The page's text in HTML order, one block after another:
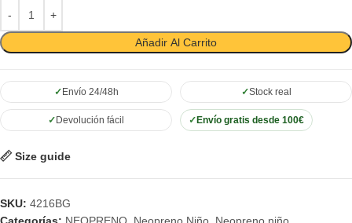
Añadir Al Carrito
Envío 24/48h Stock real
Devolución fácil Envío gratis desde 100€
Size guide
SKU: 4216BG